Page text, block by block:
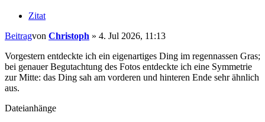
Zitat
Beitragvon Christoph » 4. Jul 2026, 11:13
Vorgestern entdeckte ich ein eigenartiges Ding im regennassen Gras;
bei genauer Begutachtung des Fotos entdeckte ich eine Symmetrie
zur Mitte: das Ding sah am vorderen und hinteren Ende sehr ähnlich
aus.
Dateianhänge